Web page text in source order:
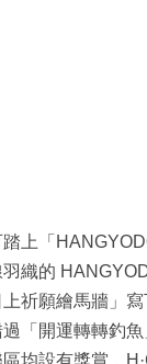
上「
織的
祈願繪馬牆」
「開運轉轉釣
均設有獎賞，